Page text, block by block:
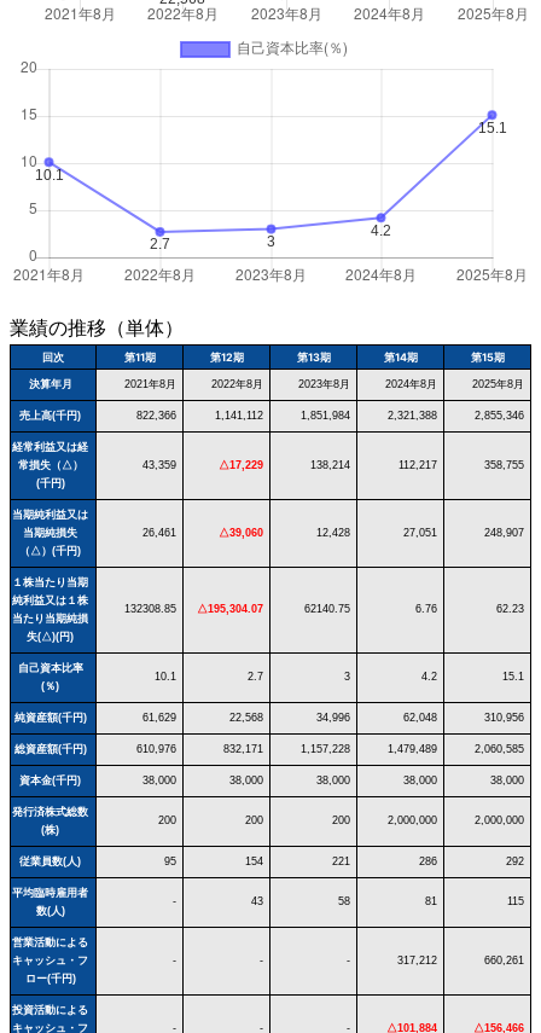
業績の推移（単体）
回次 第11期 第12期 第13期 第14期 第15期
決算年月 2021年8月 2022年8月 2023年8月 2024年8月 2025年8月
売上高(千円) 822,366 1,141,112 1,851,984 2,321,388 2,855,346
経常利益又は経
常損失（△）
(千円)
43,359 △17,229 138,214 112,217 358,755
当期純利益又は
当期純損失
（△）(千円)
26,461 △39,060 12,428 27,051 248,907
１株当たり当期
純利益又は１株
当たり当期純損
失(△)(円)
132308.85 △195,304.07 62140.75 6.76 62.23
自己資本比率
(％)
10.1 2.7 3 4.2 15.1
純資産額(千円) 61,629 22,568 34,996 62,048 310,956
総資産額(千円) 610,976 832,171 1,157,228 1,479,489 2,060,585
資本金(千円) 38,000 38,000 38,000 38,000 38,000
発行済株式総数
(株)
200 200 200 2,000,000 2,000,000
従業員数(人) 95 154 221 286 292
平均臨時雇用者
数(人)
- 43 58 81 115
営業活動による
キャッシュ・フ
ロー(千円)
- - - 317,212 660,261
投資活動による
キャッシュ・フ
- - - △101,884 △156,466